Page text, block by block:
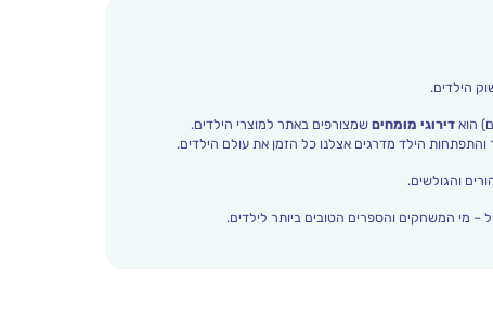
הילדים.
הוא דירוגי מומחיםשמצורפים באתר למוצרי הילדים.
והגולשים.
מי המשחקים והספרים הטובים ביותר לילדים.